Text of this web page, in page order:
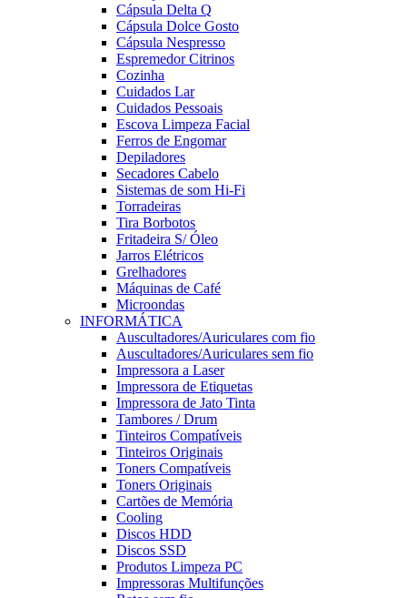
Cápsula Delta Q
Cápsula Dolce Gosto
Cápsula Nespresso
Espremedor Citrinos
Cozinha
Cuidados Lar
Cuidados Pessoais
Escova Limpeza Facial
Ferros de Engomar
Depiladores
Secadores Cabelo
Sistemas de som Hi-Fi
Torradeiras
Tira Borbotos
Fritadeira S/ Óleo
Jarros Elétricos
Grelhadores
Máquinas de Café
Microondas
INFORMÁTICA
Auscultadores/Auriculares com fio
Auscultadores/Auriculares sem fio
Impressora a Laser
Impressora de Etiquetas
Impressora de Jato Tinta
Tambores / Drum
Tinteiros Compatíveis
Tinteiros Originais
Toners Compatíveis
Toners Originais
Cartões de Memória
Cooling
Discos HDD
Discos SSD
Produtos Limpeza PC
Impressoras Multifunções